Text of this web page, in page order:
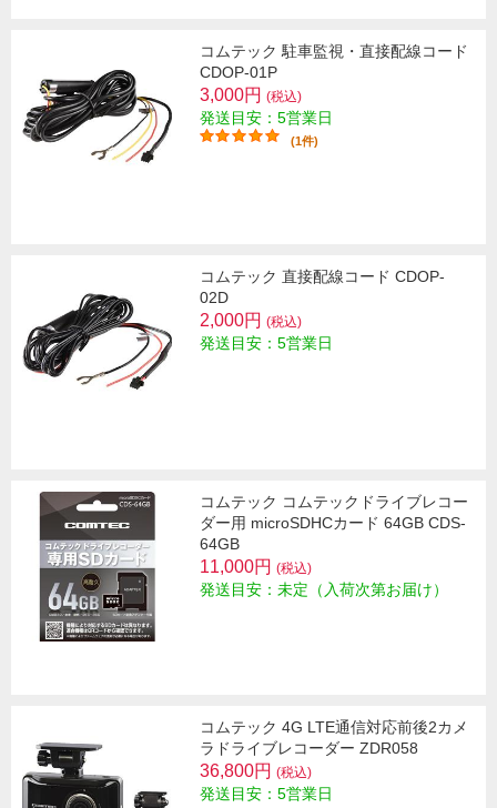
コムテック 駐車監視・直接配線コード
CDOP-01P
3,000円 (税込)
発送目安：5営業日
(1件)
コムテック 直接配線コード CDOP-
02D
2,000円 (税込)
発送目安：5営業日
コムテック コムテックドライブレコー
ダー用 microSDHCカード 64GB CDS-
64GB
11,000円 (税込)
発送目安：未定（入荷次第お届け）
コムテック 4G LTE通信対応前後2カメ
ラドライブレコーダー ZDR058
36,800円 (税込)
発送目安：5営業日